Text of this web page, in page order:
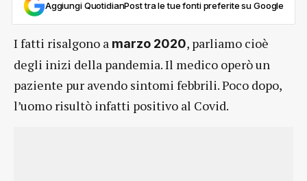
Aggiungi QuotidianPost tra le tue fonti preferite su Google
I fatti risalgono a marzo 2020, parliamo cioè
degli inizi della pandemia. Il medico operò un
paziente pur avendo sintomi febbrili. Poco dopo,
l’uomo risultò infatti positivo al Covid.